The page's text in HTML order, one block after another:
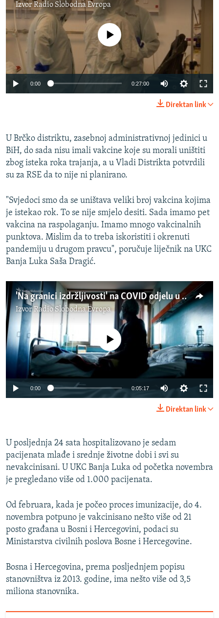
IzvorRadio Slobodna Evropa
No media source currently available
0:00 0:27:00
Direktan link
U Brčko distriktu, zasebnoj administrativnoj jedinici u
BiH, do sada nisu imali vakcine koje su morali uništiti
zbog isteka roka trajanja, a u Vladi Distrikta potvrdili
su za RSE da to nije ni planirano.
"Svjedoci smo da se uništava veliki broj vakcina kojima
je istekao rok. To se nije smjelo desiti. Sada imamo pet
vakcina na raspolaganju. Imamo mnogo vakcinalnih
punktova. Mislim da to treba iskoristiti i okrenuti
pandemiju u drugom pravcu", poručuje liječnik na UKC
Banja Luka Saša Dragić.
'Na granici izdržljivosti' na COVID odjelu u Banjaluci
IzvorRadio Slobodna Evropa
No media source currently available
0:00 0:05:17
Direktan link
U posljednja 24 sata hospitalizovano je sedam
pacijenata mlađe i srednje životne dobi i svi su
nevakcinisani. U UKC Banja Luka od početka novembra
je pregledano više od 1.000 pacijenata.
Od februara, kada je počeo proces imunizacije, do 4.
novembra potpuno je vakcinisano nešto više od 21
posto građana u Bosni i Hercegovini, podaci su
Ministarstva civilnih poslova Bosne i Hercegovine.
Bosna i Hercegovina, prema posljednjem popisu
stanovništva iz 2013. godine, ima nešto više od 3,5
miliona stanovnika.